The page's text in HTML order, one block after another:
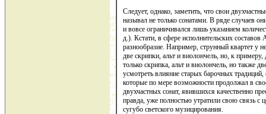
Следует, однако, заметить, что свои
называл не только сонатами. В ряде случаев
и вовсе ограничивался лишь указанием
д.). Кстати, в сфере исполнительских составов
разнообразие. Например, струнный квартет у
две скрипки, альт и виолончель, но, к
только скрипка, альт и виолончель, но также
усмотреть влияние старых барочных
которые по мере возможности продолжал в
двухчастных сонат, явившихся качественно
правда, уже полностью утратили свою связь с
сугубо светского музицирования.